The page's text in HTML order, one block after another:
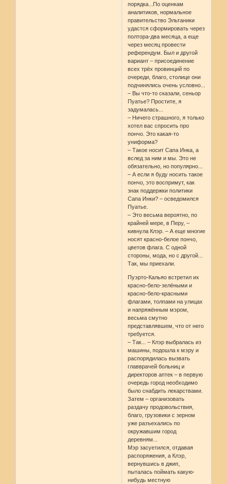
порядка...По оценкам
аналитиков, нормальное
правительство Эльтаники
удастся сформировать через
полтора-два месяца, а еще
через месяц провести
референдум. Был и другой
вариант – присоединение
всех трёх провинций по
очереди, благо, столице они
подчинялись очень условно...
– Вы что-то сказали, сеньор
Пуатье? Простите, я
задумалась...
– Ничего страшного, я только
хотел вас спросить про
пончо. Это какая-то
униформа?
– Такое носит Сапа Инка, а
вслед за ним и мы. Это не
обязательно, но популярно...
– А если я буду носить такое
пончо, это воспримут, как
знак поддержки политики
Сапа Инки? – осведомился
Пуатье.
– Это весьма вероятно, по
крайней мере, в Перу, –
кивнула Клэр. – А еще многие
носят красно-белое пончо,
цветов флага. С одной
стороны, мода, но с другой...
Так, мы приехали.
Пуэрто-Кальяо встретил их
красно-бело-зелёными и
красно-бело-красными
флагами, толпами на улицах
и напряжённым мэром,
весьма смутно
представлявшем, что от него
требуется.
– Так... – Клэр выбралась из
машины, подошла к мэру и
распорядилась вызвать
главврачей больниц и
директоров аптек – в первую
очередь город необходимо
было снабдить лекарствами.
Затем – организовать
раздачу продовольствия,
благо, грузовики с зерном
уже разъехались по
окружавшим город
деревням...
Мэр засуетился, отдавая
распоряжения, а Клэр,
вернувшись в джип,
пыталась поймать какую-
нибудь местную